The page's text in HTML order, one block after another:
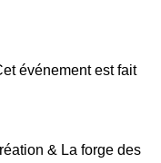
événement est fait
& La forge des